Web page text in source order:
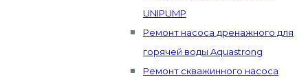
UNIPUMP
Ремонт насоса дренажного для
горячей воды Aquastrong
Ремонт скважинного насоса